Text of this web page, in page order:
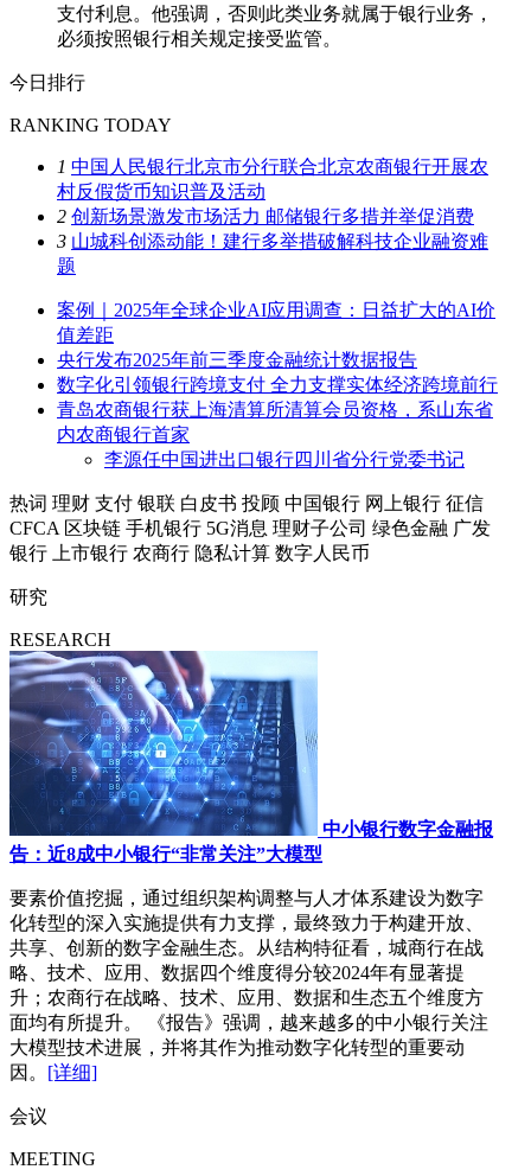
支付利息。他强调，否则此类业务就属于银行业务，
必须按照银行相关规定接受监管。
今日排行
RANKING TODAY
1 中国人民银行北京市分行联合北京农商银行开展农
村反假货币知识普及活动
2 创新场景激发市场活力 邮储银行多措并举促消费
3 山城科创添动能！建行多举措破解科技企业融资难
题
案例｜2025年全球企业AI应用调查：日益扩大的AI价
值差距
央行发布2025年前三季度金融统计数据报告
数字化引领银行跨境支付 全力支撑实体经济跨境前行
青岛农商银行获上海清算所清算会员资格，系山东省
内农商银行首家
李源任中国进出口银行四川省分行党委书记
热词 理财 支付 银联 白皮书 投顾 中国银行 网上银行 征信
CFCA 区块链 手机银行 5G消息 理财子公司 绿色金融 广发
银行
上市银行 农商行 隐私计算 数字人民币
研究
RESEARCH
中小银行数字金融报
告：近8成中小银行“非常关注”大模型
要素价值挖掘，通过组织架构调整与人才体系建设为数字
化转型的深入实施提供有力支撑，最终致力于构建开放、
共享、创新的数字金融生态。从结构特征看，城商行在战
略、技术、应用、数据四个维度得分较2024年有显著提
升；农商行在战略、技术、应用、数据和生态五个维度方
面均有所提升。 《报告》强调，越来越多的中小银行关注
大模型技术进展，并将其作为推动数字化转型的重要动
因。 [详细]
会议
MEETING